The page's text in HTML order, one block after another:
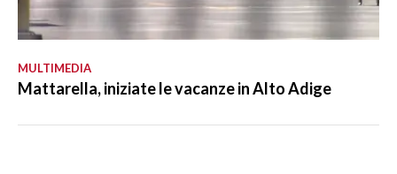
MULTIMEDIA
Mattarella, iniziate le vacanze in Alto Adige